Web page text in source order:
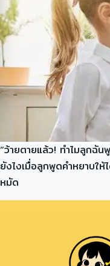
“ว้ายตายแล้ว! ทำไมลูกฉัน
ยังไงเมื่อลูกพูดคำหยาบใ
หมัด